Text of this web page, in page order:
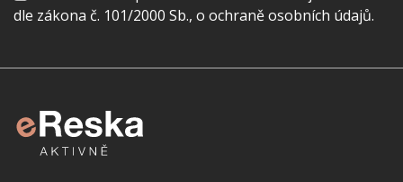
dle zákona č. 101/2000 Sb., o ochraně osobních údajů.